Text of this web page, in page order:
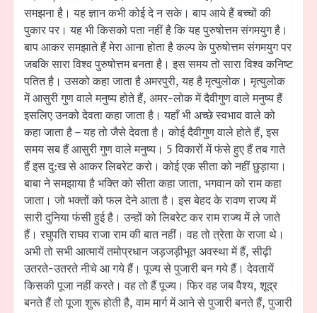
समझना है। यह ज्ञान कभी कोई दे न सके। बाप आये हैं बच्चों की
पुकार पर। यह भी किसको पता नहीं है कि यह पुरुषोत्तम संगमयुग है।
बाप आकर समझाते हैं मेरा आना होता है कल्प के पुरुषोत्तम संगमयुग पर
जबकि सारा विश्व पुरुषोत्तम बनता है। इस समय तो सारा विश्व कनिष्ट
पतित है। उसको कहा जाता है अमरपुरी, यह है मृत्युलोक। मृत्युलोक
में आसुरी गुण वाले मनुष्य होते हैं, अमर-लोक में दैवीगुण वाले मनुष्य हैं
इसलिए उनको देवता कहा जाता है। यहाँ भी अच्छे स्वभाव वाले को
कहा जाता है – यह तो जैसे देवता है। कोई दैवीगुण वाले होते हैं, इस
समय सब हैं आसुरी गुण वाले मनुष्य। 5 विकारों में फंसे हुए हैं तब गाते
हैं इस दु:ख से आकर लिबरेट करो। कोई एक सीता को नहीं छुड़ाया।
बाबा ने समझाया है भक्ति को सीता कहा जाता, भगवान को राम कहा
जाता। जो भक्तों को फल देने आता है। इस बेहद के रावण राज्य में
सारी दुनिया फंसी हुई है। उन्हों को लिबरेट कर राम राज्य में ले जाते
हैं। रघुपति राघव राजा राम की बात नहीं। वह तो त्रेता के राजा थे।
अभी तो सभी आत्मायें तमोप्रधान जड़जड़ीभूत अवस्था में हैं, सीढ़ी
उतरते-उतरते नीचे आ गये हैं। पूज्य से पुजारी बन गये हैं। देवतायें
किसकी पूजा नहीं करते। वह तो हैं पूज्य। फिर वह जब वैश्य, शूद्र
बनते हैं तो पूजा शुरू होती है, वाम मार्ग में आने से पुजारी बनते हैं, पुजारी